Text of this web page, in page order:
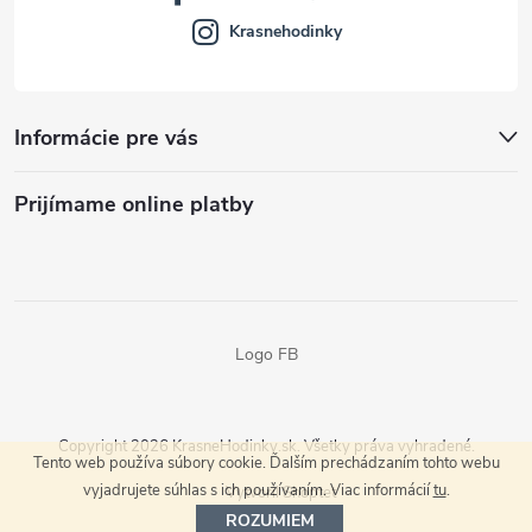
Tento web používa súbory cookie. Ďalším prechádzaním tohto webu
vyjadrujete súhlas s ich používaním. Viac informáciítu.
ROZUMIEM
Informácie pre vás
Prijímame online platby
Krasnehodinky
Logo FB
Vytvoril Shoptet
Copyright 2026 KrasneHodinky.sk. Všetky práva vyhradené.